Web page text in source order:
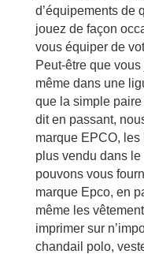
d’équipements de
jouez de façon
vous équiper de
Peut-être que
même dans une
que la simple
dit en passant,
marque EPCO,
plus vendu dans
pouvons vous
marque Epco, en
même les
imprimer sur
chandail polo,